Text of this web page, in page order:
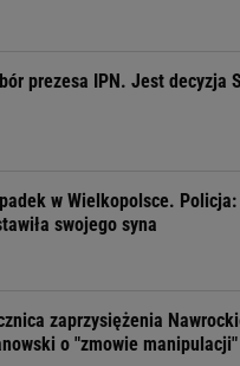
prezesa IPN. Jest decyzja
w Wielkopolsce.
swojego syna
zaprzysiężenia
o "zmowie manipulacji"